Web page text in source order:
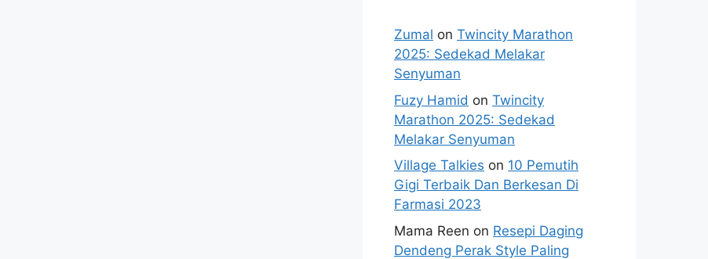
Zumal on Twincity Marathon
2025: Sedekad Melakar
Senyuman
Fuzy Hamid on Twincity
Marathon 2025: Sedekad
Melakar Senyuman
Village Talkies on 10 Pemutih
Gigi Terbaik Dan Berkesan Di
Farmasi 2023
Mama Reen on Resepi Daging
Dendeng Perak Style Paling